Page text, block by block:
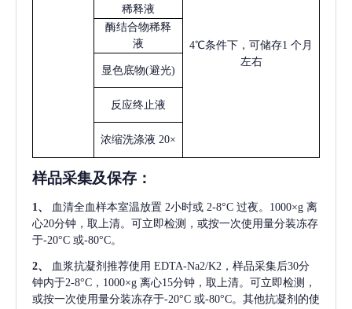
4℃条件下，可储存1 个月
左右
稀释液
酶结合物稀释
液
显色底物(避光)
反应终止液
浓缩洗涤液 20×
样品采集及保存 ：
1、 血清全血样本室温放置 2小时或 2-8°C 过夜。1000×g 离
心20分钟，取上清。可立即检测，或按一次使用量分装冻存
于-20°C 或-80°C。
2、 血浆抗凝剂推荐使用 EDTA-Na2/K2，样品采集后30分
钟内于2-8°C，1000×g 离心15分钟，取上清。可立即检测，
或按一次使用量分装冻存于-20°C 或-80°C。其他抗凝剂的使